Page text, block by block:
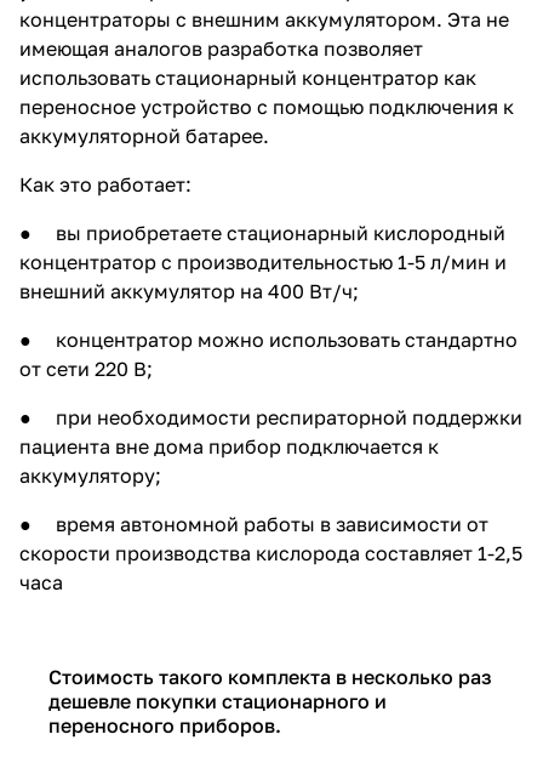
концентраторы с внешним аккумулятором. Эта не
имеющая аналогов разработка позволяет
использовать стационарный концентратор как
переносное устройство с помощью подключения к
аккумуляторной батарее.
Как это работает:
● вы приобретаете стационарный кислородный
концентратор с производительностью 1-5 л/мин и
внешний аккумулятор на 400 Вт/ч;
● концентратор можно использовать стандартно
от сети 220 В;
● при необходимости респираторной поддержки
пациента вне дома прибор подключается к
аккумулятору;
● время автономной работы в зависимости от
скорости производства кислорода составляет 1-2,5
часа
Стоимость такого комплекта в несколько раз
дешевле покупки стационарного и
переносного приборов.